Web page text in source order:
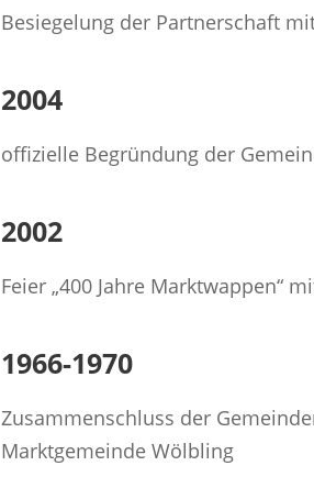
Besiegelung der Partnerschaft
2004
offizielle Begründung der
2002
Feier „400 Jahre Marktwappen“
1966-1970
Zusammenschluss der
Marktgemeinde Wölbling